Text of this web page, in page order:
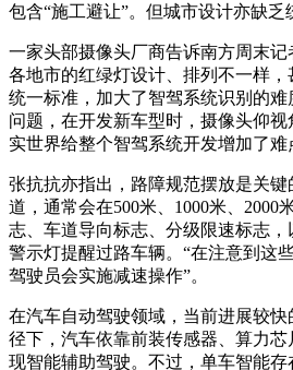
包含“施工避让”。但城市设计亦缺乏
一家头部摄像头厂商告诉南方周末记
各地市的红绿灯设计、排列不一样
统一标准，加大了智驾系统识别的
问题，在开发新车型时，摄像头仰
实世界给整个智驾系统开发增加了难
张抗抗亦指出，路障规范摆放是关
道，通常会在500米、1000米、2000
志、车道导向标志、分级限速标志，
警示灯提醒过路车辆。“在注意到这
驾驶员会实施减速操作”。
在汽车自动驾驶领域，当前进展较
径下，汽车依靠前装传感器、算力
现智能辅助驾驶。不过，单车智能存